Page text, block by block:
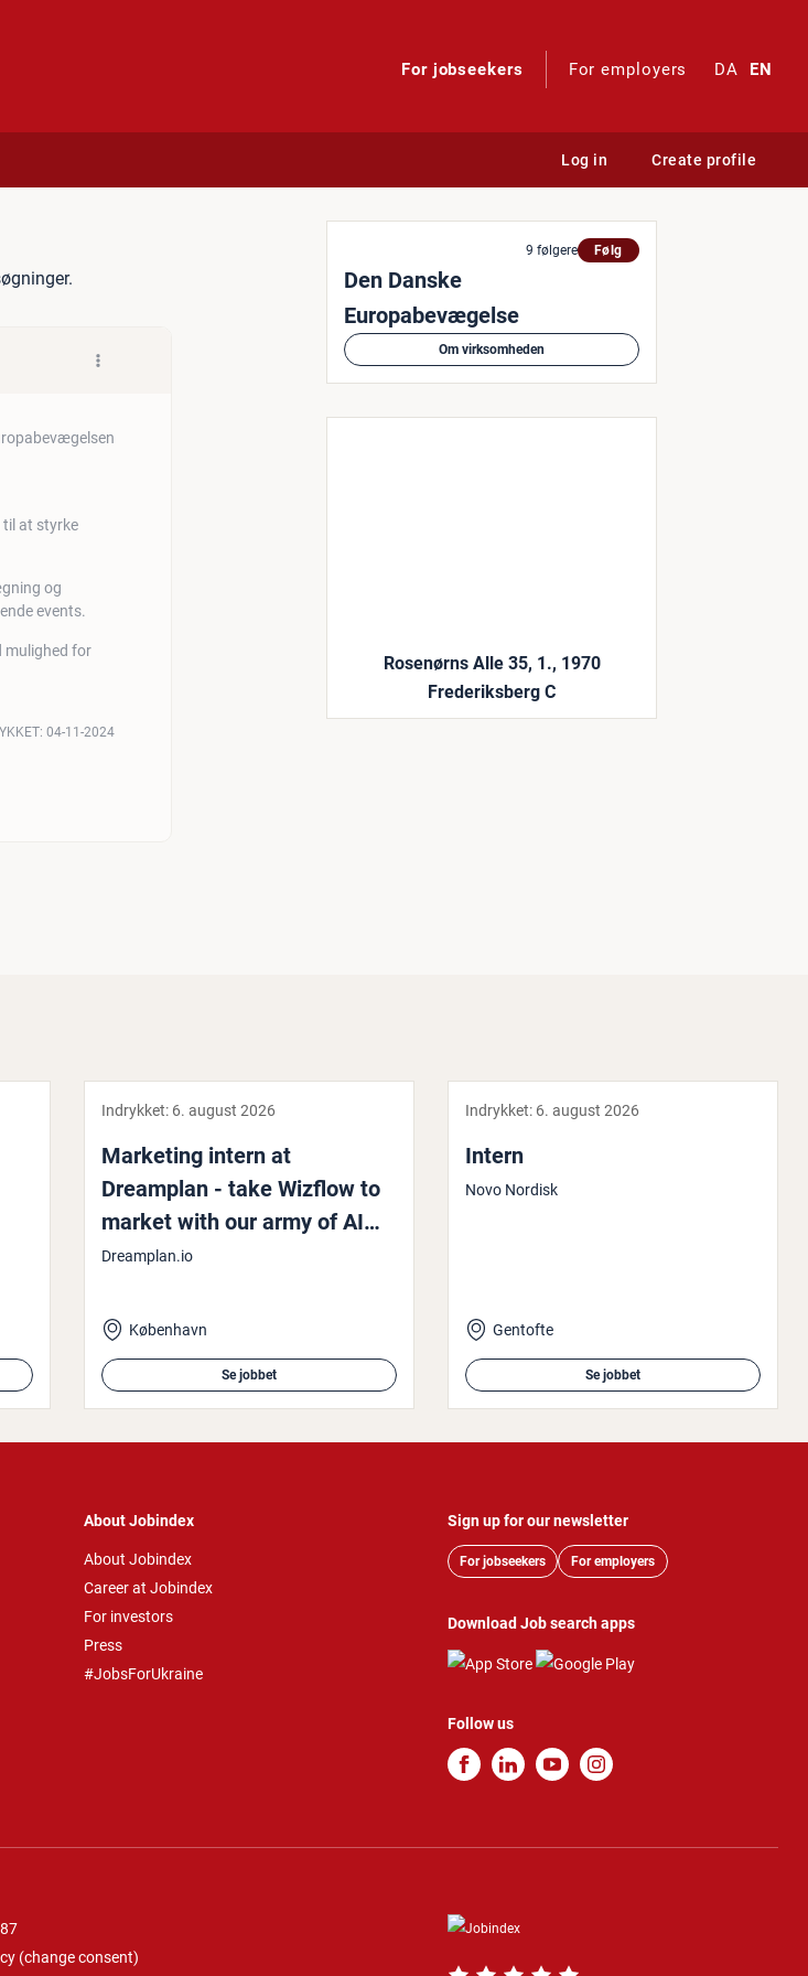
For jobseekers For employers DA EN
Log in Create profile
2025
at styrke
og
events.
mulighed for
04-11-2024
9 følgere Følg
Den Danske
Europabevægelse
Om virksomheden
Rosenørns Alle 35, 1., 1970
Frederiksberg C
Indrykket: 6. august 2026
Marketing intern at
Dreamplan - take Wizflow to
market with our army of AI
agents
Dreamplan.io
København
Se jobbet
Indrykket: 6. august 2026
Intern
Novo Nordisk
Gentofte
Se jobbet
About Jobindex
About Jobindex
Career at Jobindex
For investors
Press
#JobsForUkraine
Sign up for our newsletter
For jobseekers For employers
Download Job search apps
Follow us
(change consent)